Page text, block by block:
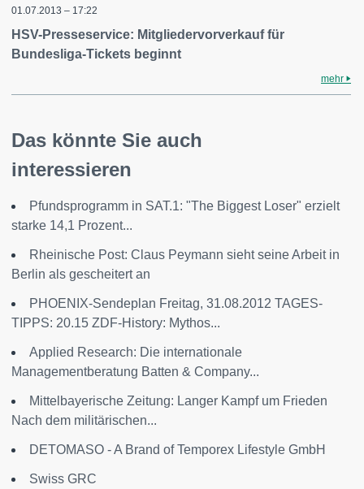
01.07.2013 – 17:22
HSV-Presseservice: Mitgliedervorverkauf für
Bundesliga-Tickets beginnt
mehr
Das könnte Sie auch
interessieren
Pfundsprogramm in SAT.1: "The Biggest Loser" erzielt
starke 14,1 Prozent...
Rheinische Post: Claus Peymann sieht seine Arbeit in
Berlin als gescheitert an
PHOENIX-Sendeplan Freitag, 31.08.2012 TAGES-
TIPPS: 20.15 ZDF-History: Mythos...
Applied Research: Die internationale
Managementberatung Batten & Company...
Mittelbayerische Zeitung: Langer Kampf um Frieden
Nach dem militärischen...
DETOMASO - A Brand of Temporex Lifestyle GmbH
Swiss GRC